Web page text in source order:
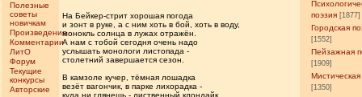
Полезные
советы
новичкам
Произведения
Комментарии
ЛитО
Форум
Текущие
конкурсы
Авторские
поэзия [1877]
Городская
[1552]
Пейзажная
[1909]
Мистическая
[1350]
На Бейкер-стрит хорошая погода
и зонт в руке, а с ним хоть в бой, хоть в воду,
монокль солнца в лужах отражён.
А нам с тобой сегодня очень надо
услышать монологи листопада -
столетний завершается сезон.
В камзоле кучер, тёмная лошадка
везёт вагончик, в парке лихорадка -
куда ни глянешь - лиственный клондайк.